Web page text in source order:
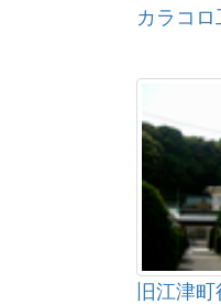
カラコロ
旧江津